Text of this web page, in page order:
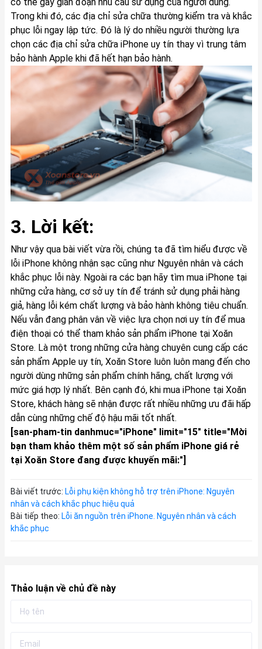
Trong khi đó, các địa chỉ sửa chữa thường kiểm tra và khắc
phục lỗi ngay lập tức. Đó là lý do nhiều người thường lựa
chọn các địa chỉ sửa chữa iPhone uy tín thay vì trung tâm
bảo hành Apple khi đã hết hạn bảo hành.
3. Lời kết:
Như vậy qua bài viết vừa rồi, chúng ta đã tìm hiểu được về
lỗi iPhone không nhận sạc cũng như Nguyên nhân và cách
khắc phục lỗi này. Ngoài ra các bạn hãy tìm mua iPhone tại
những cửa hàng, cơ sở uy tín để tránh sử dụng phải hàng
giả, hàng lỗi kém chất lượng và bảo hành không tiêu chuẩn.
Nếu vẫn đang phân vân về việc lựa chọn nơi uy tín để mua
điện thoại có thể tham khảo sản phẩm iPhonetại Xoăn
Store. Là một trong những cửa hàng chuyên cung cấp các
sản phẩm Apple uy tín, Xoăn Store luôn luôn mang đến cho
người dùng những sản phẩm chính hãng, chất lượng với
mức giá hợp lý nhất. Bên cạnh đó, khi mua iPhone tại Xoăn
Store, khách hàng sẽ nhận được rất nhiều những ưu đãi hấp
dẫn cùng những chế độ hậu mãi tốt nhất.
[san-pham-tin danhmuc="iPhone" limit="15" title="Mời
bạn tham khảo thêm một số sản phẩm iPhone giá rẻ
tại Xoăn Store đang được khuyến mãi:"]
Bài viết trước: Lỗi phụ kiện không hỗ trợ trên iPhone: Nguyên
nhân và cách khắc phục hiệu quả
Bài tiếp theo: Lỗi ăn nguồn trên iPhone. Nguyên nhân và cách
khắc phục
Thảo luận về chủ đề này